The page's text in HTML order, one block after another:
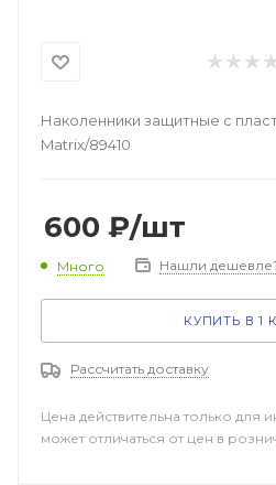
Наколенники защитные с
Matrix/89410
600 ₽/шт
Много Нашли
КУПИТЬ В 1
Рассчитать доставку
Цена действительна только для
может отличаться от цен в